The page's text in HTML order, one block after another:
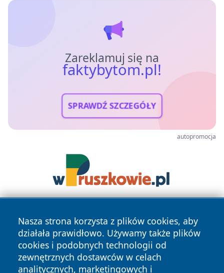
Zareklamuj się na
faktybytom.pl!
SPRAWDŹ SZCZEGÓŁY
autopromocja
Nasza strona korzysta z plików cookies, aby
działała prawidłowo. Używamy także plików
cookies i podobnych technologii od
zewnętrznych dostawców w celach
analitycznych, marketingowych i
Copyright © 2026 faktybytom.pl Wszystkie prawa zastrzeżone.